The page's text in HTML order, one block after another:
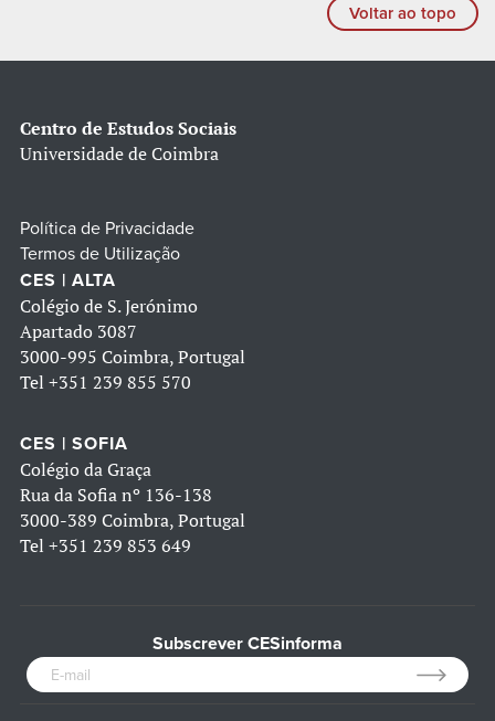
Voltar ao topo
Centro de Estudos Sociais
Universidade de Coimbra
Política de Privacidade
Termos de Utilização
CES | ALTA
Colégio de S. Jerónimo
Apartado 3087
3000-995 Coimbra, Portugal
Tel +351 239 855 570
CES | SOFIA
Colégio da Graça
Rua da Sofia nº 136-138
3000-389 Coimbra, Portugal
Tel +351 239 853 649
Subscrever CESinforma